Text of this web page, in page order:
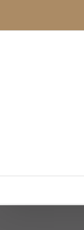
Inhalt